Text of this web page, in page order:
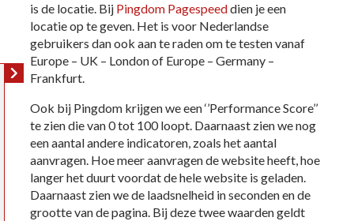
is de locatie. Bij Pingdom Pagespeeddien je een
locatie op te geven. Het is voor Nederlandse
gebruikers dan ook aan te raden om te testen vanaf
Europe – UK – London of Europe – Germany –
Frankfurt.
Ook bij Pingdom krijgen we een ‘’Performance Score’’
te zien die van 0 tot 100 loopt. Daarnaast zien we nog
een aantal andere indicatoren, zoals het aantal
aanvragen. Hoe meer aanvragen de website heeft, hoe
langer het duurt voordat de hele website is geladen.
Daarnaast zien we de laadsnelheid in seconden en de
grootte van de pagina. Bij deze twee waarden geldt